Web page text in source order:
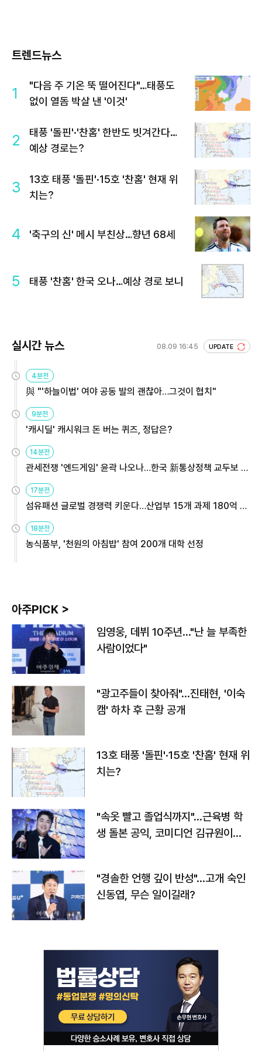
트렌드뉴스
1
"다음 주 기온 뚝 떨어진다"…태풍도
없이 열돔 박살 낸 '이것'
2
태풍 '돌핀'·'찬홈' 한반도 빗겨간다…
예상 경로는?
3
13호 태풍 '돌핀'·15호 '찬홈' 현재 위
치는?
4 '축구의 신' 메시 부친상…향년 68세
5 태풍 '찬홈' 한국 오나…예상 경로 보니
실시간 뉴스 08.09 16:45 UPDATE
4분전
與 "'하늘이법' 여야 공동 발의 괜찮아…그것이 협치"
9분전
'캐시딜' 캐시워크 돈 버는 퀴즈, 정답은?
14분전
관세전쟁 '엔드게임' 윤곽 나오나…한국 新통상정책 교두보 활
용해야
17분전
섬유패션 글로벌 경쟁력 키운다…산업부 15개 과제 180억 지
원
18분전
농식품부, '천원의 아침밥' 참여 200개 대학 선정
아주PICK >
임영웅, 데뷔 10주년…"난 늘 부족한
사람이었다"
"광고주들이 찾아줘"…진태현, '이숙
캠' 하차 후 근황 공개
13호 태풍 '돌핀'·15호 '찬홈' 현재 위
치는?
"속옷 빨고 졸업식까지"…근육병 학
생 돌본 공익, 코미디언 김규원이었
"경솔한 언행 깊이 반성"…고개 숙인
신동엽, 무슨 일이길래?